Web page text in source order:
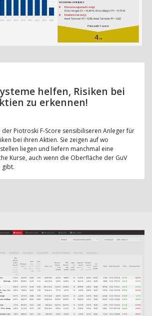
helfen, Risiken bei
zu erkennen!
der Piotroski F-Score sensibiliseren Anleger für
bei ihren Aktien. Sie zeigen auf wo
liegen und liefern manchmal eine
Kurse, auch wenn die Oberfläche der GuV
gibt.